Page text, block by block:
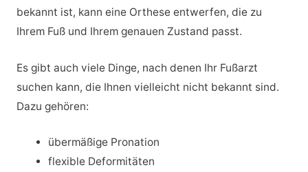
bekannt ist, kann eine Orthese entwerfen, die zu
Ihrem Fuß und Ihrem genauen Zustand passt.
Es gibt auch viele Dinge, nach denen Ihr Fußarzt
suchen kann, die Ihnen vielleicht nicht bekannt sind.
Dazu gehören:
übermäßige Pronation
flexible Deformitäten